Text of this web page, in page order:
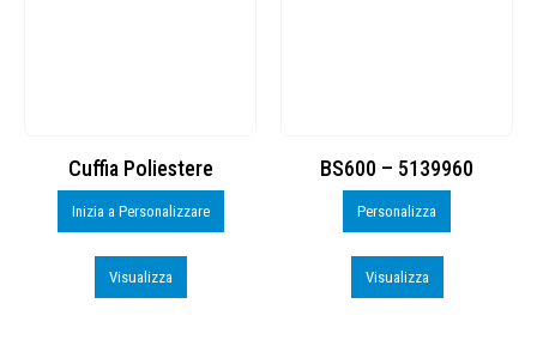
Cuffia Poliestere
Inizia a Personalizzare
Visualizza
BS600 – 5139960
Personalizza
Visualizza